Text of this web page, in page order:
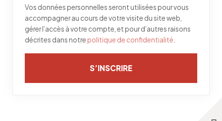
Vos données personnelles seront utilisées pour vous
accompagner au cours de votre visite du site web,
gérer l’accès à votre compte, et pour d’autres raisons
décrites dans notre politique de confidentialité
S’INSCRIRE